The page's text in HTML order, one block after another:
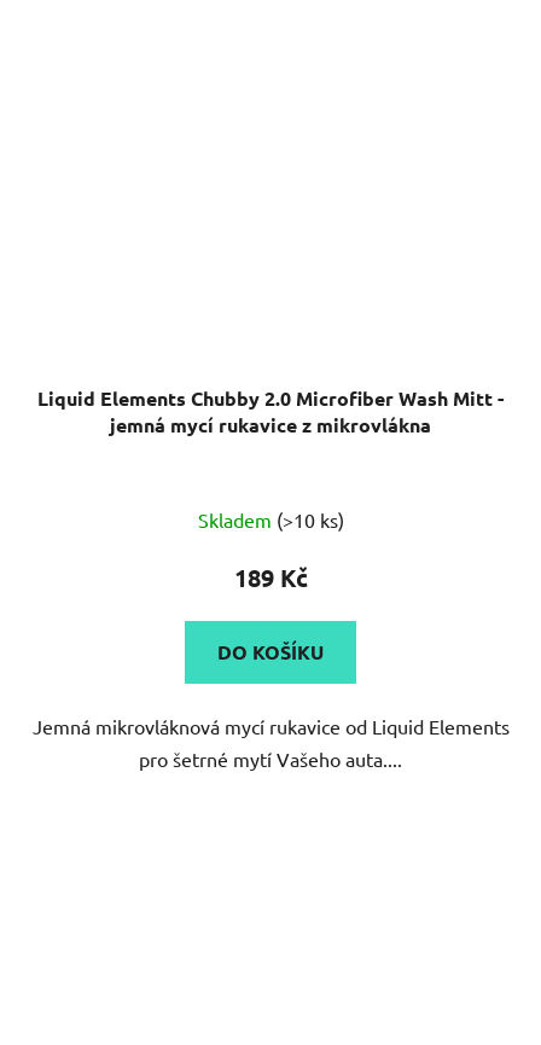
Liquid Elements Chubby 2.0 Microfiber Wash Mitt -
jemná mycí rukavice z mikrovlákna
hodnocení
produktu
5,0
z
hvězdiček.
Skladem (>10 ks)
189 Kč
DO KOŠÍKU
Jemná mikrovláknová mycí rukavice od Liquid Elements
pro šetrné mytí Vašeho auta....